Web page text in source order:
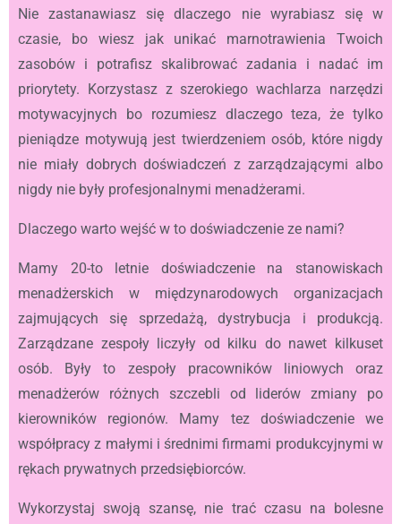
Nie zastanawiasz się dlaczego nie wyrabiasz się w
czasie, bo wiesz jak unikać marnotrawienia Twoich
zasobów i potrafisz skalibrować zadania i nadać im
priorytety. Korzystasz z szerokiego wachlarza narzędzi
motywacyjnych bo rozumiesz dlaczego teza, że tylko
pieniądze motywują jest twierdzeniem osób, które nigdy
nie miały dobrych doświadczeń z zarządzającymi albo
nigdy nie były profesjonalnymi menadżerami.
Dlaczego warto wejść w to doświadczenie ze nami?
Mamy 20-to letnie doświadczenie na stanowiskach
menadżerskich w międzynarodowych organizacjach
zajmujących się sprzedażą, dystrybucja i produkcją.
Zarządzane zespoły liczyły od kilku do nawet kilkuset
osób. Były to zespoły pracowników liniowych oraz
menadżerów różnych szczebli od liderów zmiany po
kierowników regionów. Mamy tez doświadczenie we
współpracy z małymi i średnimi firmami produkcyjnymi w
rękach prywatnych przedsiębiorców.
Wykorzystaj swoją szansę, nie trać czasu na bolesne